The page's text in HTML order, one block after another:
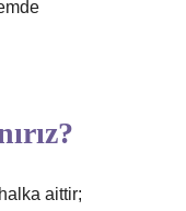
aittir;